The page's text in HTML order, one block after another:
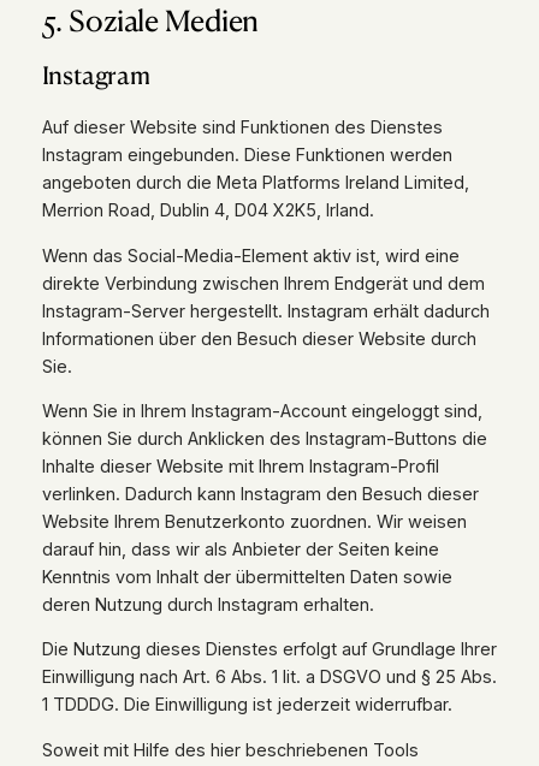
5. Soziale Medien
Instagram
Auf dieser Website sind Funktionen des Dienstes
Instagram eingebunden. Diese Funktionen werden
angeboten durch die Meta Platforms Ireland Limited,
Merrion Road, Dublin 4, D04 X2K5, Irland.
Wenn das Social-Media-Element aktiv ist, wird eine
direkte Verbindung zwischen Ihrem Endgerät und dem
Instagram-Server hergestellt. Instagram erhält dadurch
Informationen über den Besuch dieser Website durch
Sie.
Wenn Sie in Ihrem Instagram-Account eingeloggt sind,
können Sie durch Anklicken des Instagram-Buttons die
Inhalte dieser Website mit Ihrem Instagram-Profil
verlinken. Dadurch kann Instagram den Besuch dieser
Website Ihrem Benutzerkonto zuordnen. Wir weisen
darauf hin, dass wir als Anbieter der Seiten keine
Kenntnis vom Inhalt der übermittelten Daten sowie
deren Nutzung durch Instagram erhalten.
Die Nutzung dieses Dienstes erfolgt auf Grundlage Ihrer
Einwilligung nach Art. 6 Abs. 1 lit. a DSGVO und § 25 Abs.
1 TDDDG. Die Einwilligung ist jederzeit widerrufbar.
Soweit mit Hilfe des hier beschriebenen Tools